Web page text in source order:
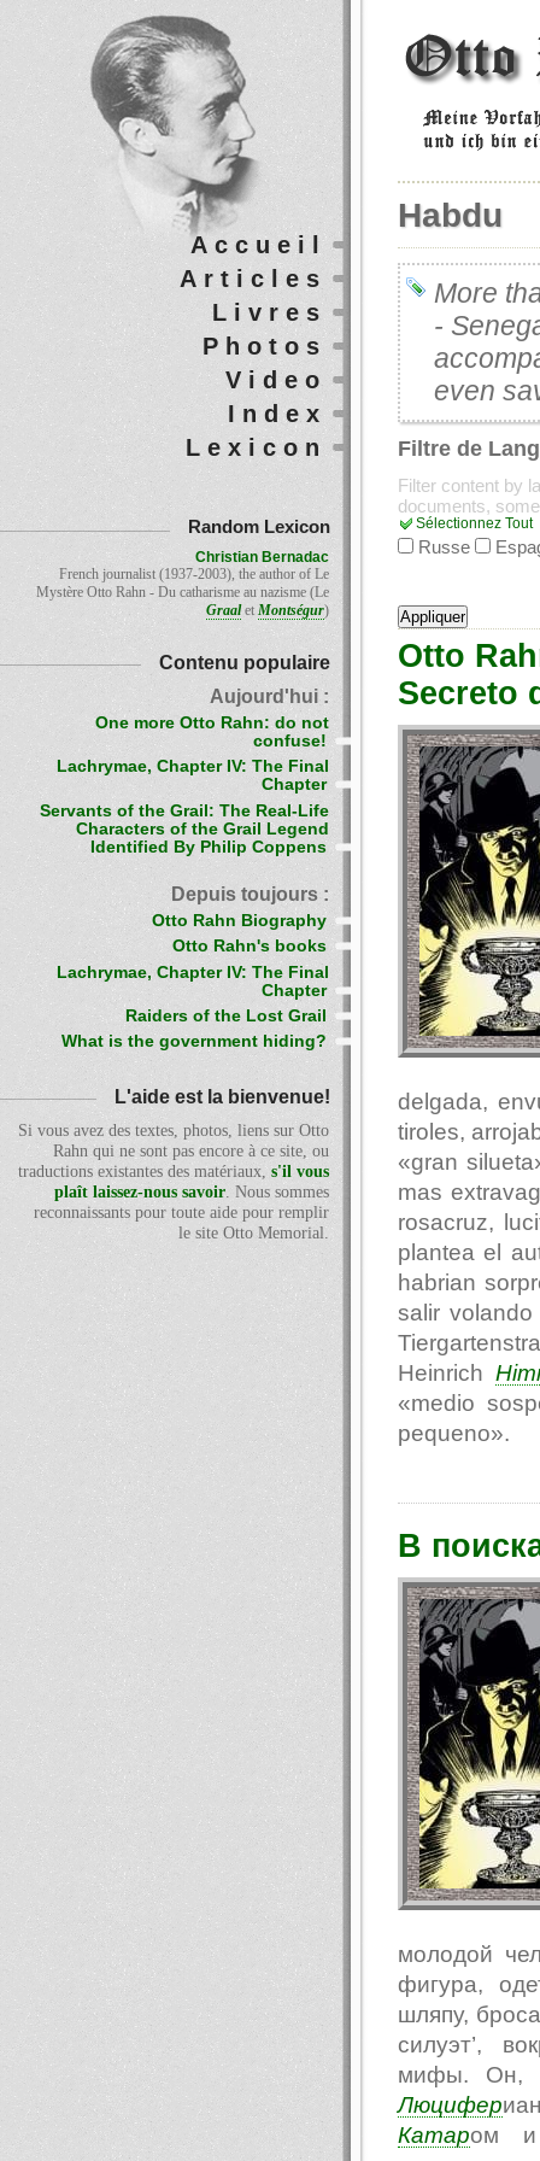
Habdu
More
-
even
Filtre de
Filter content by
documents,
Sélectionnez Tout
Russe
Otto
Secreto
delgada,
tiroles,
«gran
mas
rosacruz,
plantea el
habrian
salir
Heinrich
«medio
pequeno».
В
молодой
фигура,
шляпу,
силуэт’,
мифы. Он,
Люцифер
Катаром и
Accueil
Articles
Livres
Photos
Video
Index
Lexicon
Random Lexicon
Christian Bernadac
French journalist (1937-2003), the author of Le
Mystère Otto Rahn - Du catharisme au nazisme (Le
Graalet Montségur)
Contenu populaire
Aujourd'hui :
One more Otto Rahn: do not
confuse!
Lachrymae, Chapter IV: The Final
Chapter
Servants of the Grail: The Real-Life
Characters of the Grail Legend
Identified By Philip Coppens
Depuis toujours :
Otto Rahn Biography
Otto Rahn's books
Lachrymae, Chapter IV: The Final
Chapter
Raiders of the Lost Grail
What is the government hiding?
L'aide est la bienvenue!
Si vous avez des textes, photos, liens sur Otto
Rahn qui ne sont pas encore à ce site, ou
traductions existantes des matériaux, s'il vous
plaît laissez-nous savoir. Nous sommes
reconnaissants pour toute aide pour remplir
le site Otto Memorial.